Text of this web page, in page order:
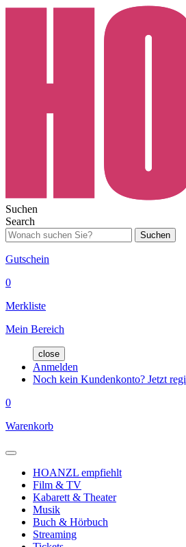
Suchen
Search
Suchen
Gutschein
0
Merkliste
Mein Bereich
close
Anmelden
Noch kein Kundenkonto? Jetzt
0
Warenkorb
HOANZL empfiehlt
Film & TV
Kabarett & Theater
Musik
Buch & Hörbuch
Streaming